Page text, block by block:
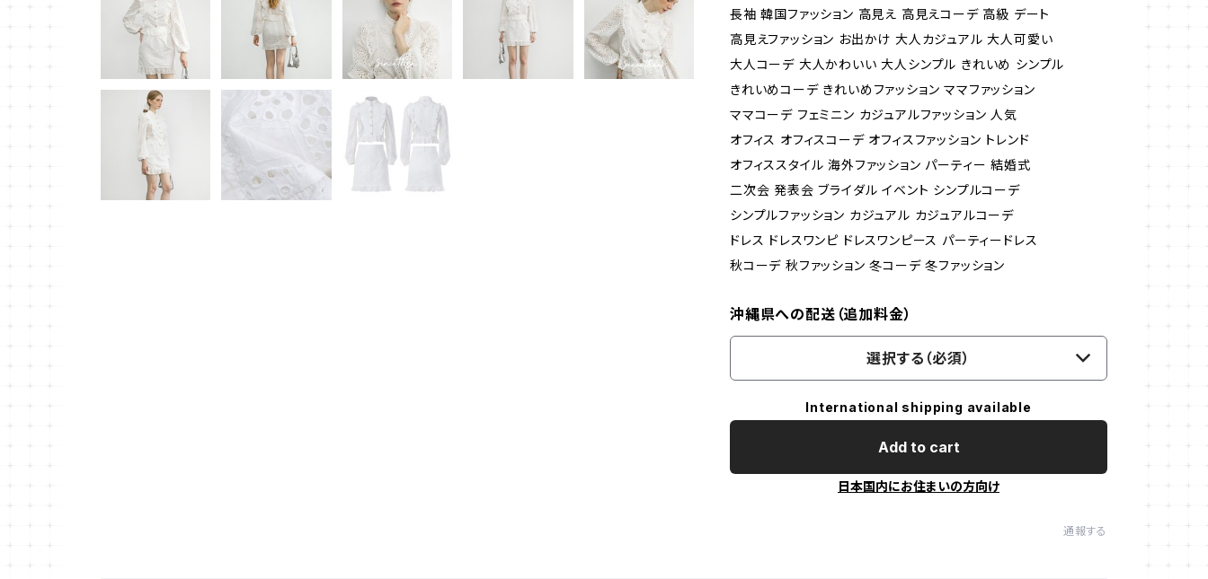
長袖 韓国ファッション 高見え 高見えコーデ 高級 デート
高見えファッション お出かけ 大人カジュアル 大人可愛い
大人コーデ 大人かわいい 大人シンプル きれいめ シンプル
きれいめコーデ きれいめファッション ママファッション
ママコーデ フェミニン カジュアルファッション 人気
オフィス オフィスコーデ オフィスファッション トレンド
オフィススタイル 海外ファッション パーティー 結婚式
二次会 発表会 ブライダル イベント シンプルコーデ
シンプルファッション カジュアル カジュアルコーデ
ドレス ドレスワンピ ドレスワンピース パーティードレス
秋コーデ 秋ファッション 冬コーデ 冬ファッション
沖縄県への配送（追加料金）
選択する（必須）
International shipping available
Add to cart
日本国内にお住まいの方向け
通報する